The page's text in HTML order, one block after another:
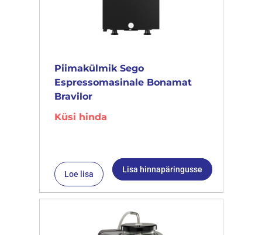
Piimakülmik Sego
Espressomasinale Bonamat
Bravilor
Küsi hinda
Loe lisa Lisa hinnapäringusse